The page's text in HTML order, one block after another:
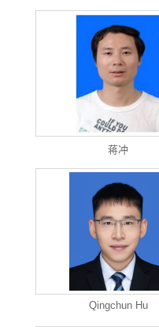
蒋冲
Qingchun Hu